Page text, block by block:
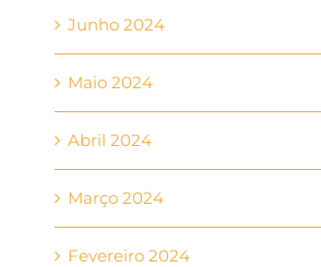
Junho 2024
Maio 2024
Abril 2024
Março 2024
Fevereiro 2024